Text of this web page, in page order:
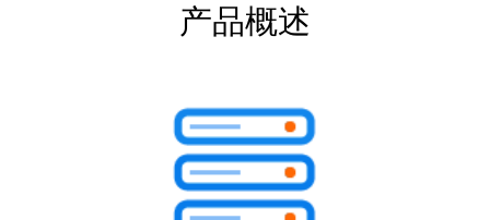
产品概述